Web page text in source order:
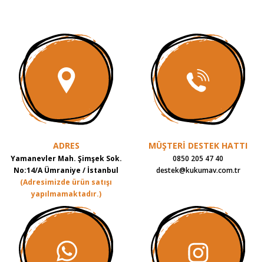
ADRES
Yamanevler Mah. Şimşek Sok.
No:14/A Ümraniye / İstanbul
(Adresimizde ürün satışı
yapılmamaktadır.)
MÜŞTERİ DESTEK HATTI
0850 205 47 40
destek@kukumav.com.tr